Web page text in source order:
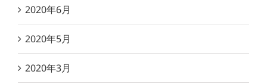
2020年6月
2020年5月
2020年3月